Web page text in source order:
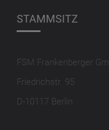
STAMMSITZ
FSM Frankenberger
Friedrichstr. 95
D-10117 Berlin